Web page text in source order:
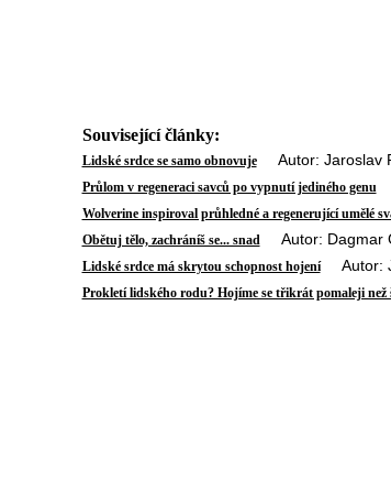
Související články:
Lidské srdce se samo obnovujeAutor: Jaroslav
Průlom v regeneraci savců po vypnutí jediného genu
Wolverine inspiroval průhledné a regenerující umělé
Obětuj tělo, zachráníš se... snad Autor: Dagmar
Lidské srdce má skrytou schopnost hojeníAutor:
Prokletí lidského rodu? Hojíme se třikrát pomaleji než